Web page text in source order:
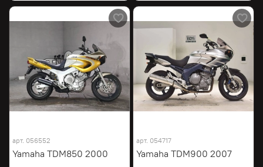
арт. 056552
Yamaha TDM850 2000
арт. 054717
Yamaha TDM900 2007